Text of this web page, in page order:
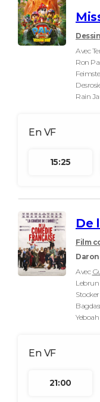
Avec
Ron
Rain
15:25
De
Film
Avec
Lebrun ,
Yeboah
21:00